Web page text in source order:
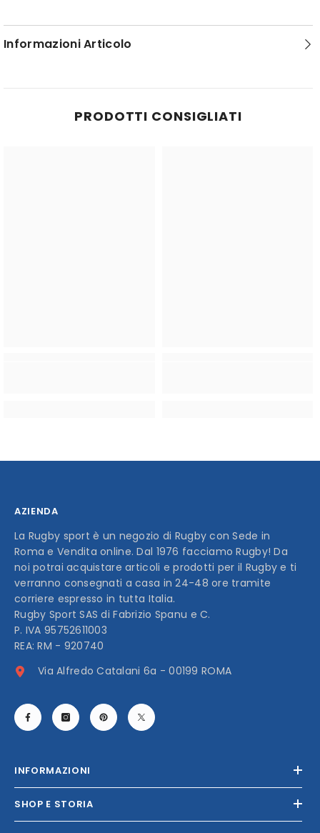
Informazioni Articolo
PRODOTTI CONSIGLIATI
AZIENDA
La Rugby sport è un negozio di Rugby con Sede in
Roma e Vendita online. Dal 1976 facciamo Rugby! Da
noi potrai acquistare articoli e prodotti per il Rugby e ti
verranno consegnati a casa in 24-48 ore tramite
corriere espresso in tutta Italia.
Rugby Sport SAS di Fabrizio Spanu e C.
P. IVA 95752611003
REA: RM - 920740
Via Alfredo Catalani 6a - 00199 ROMA
INFORMAZIONI
SHOP E STORIA